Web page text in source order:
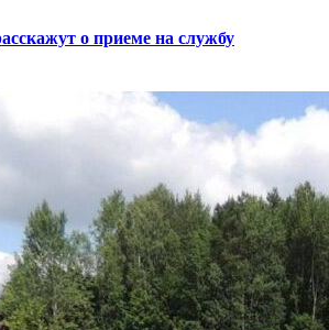
о приеме на службу